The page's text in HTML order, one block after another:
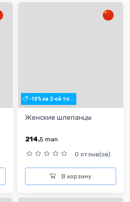
-10% на 2-ой то...
Женские шлепанцы
214.5 man
0 отзыв(ов)
В корзину